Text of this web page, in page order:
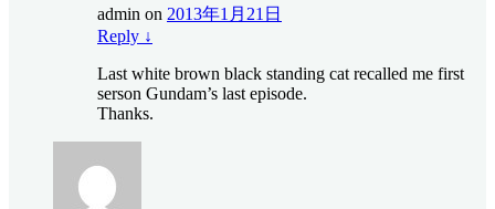
admin on 2013年1月21日
Reply ↓
Last white brown black standing cat recalled me first
serson Gundam’s last episode.
Thanks.